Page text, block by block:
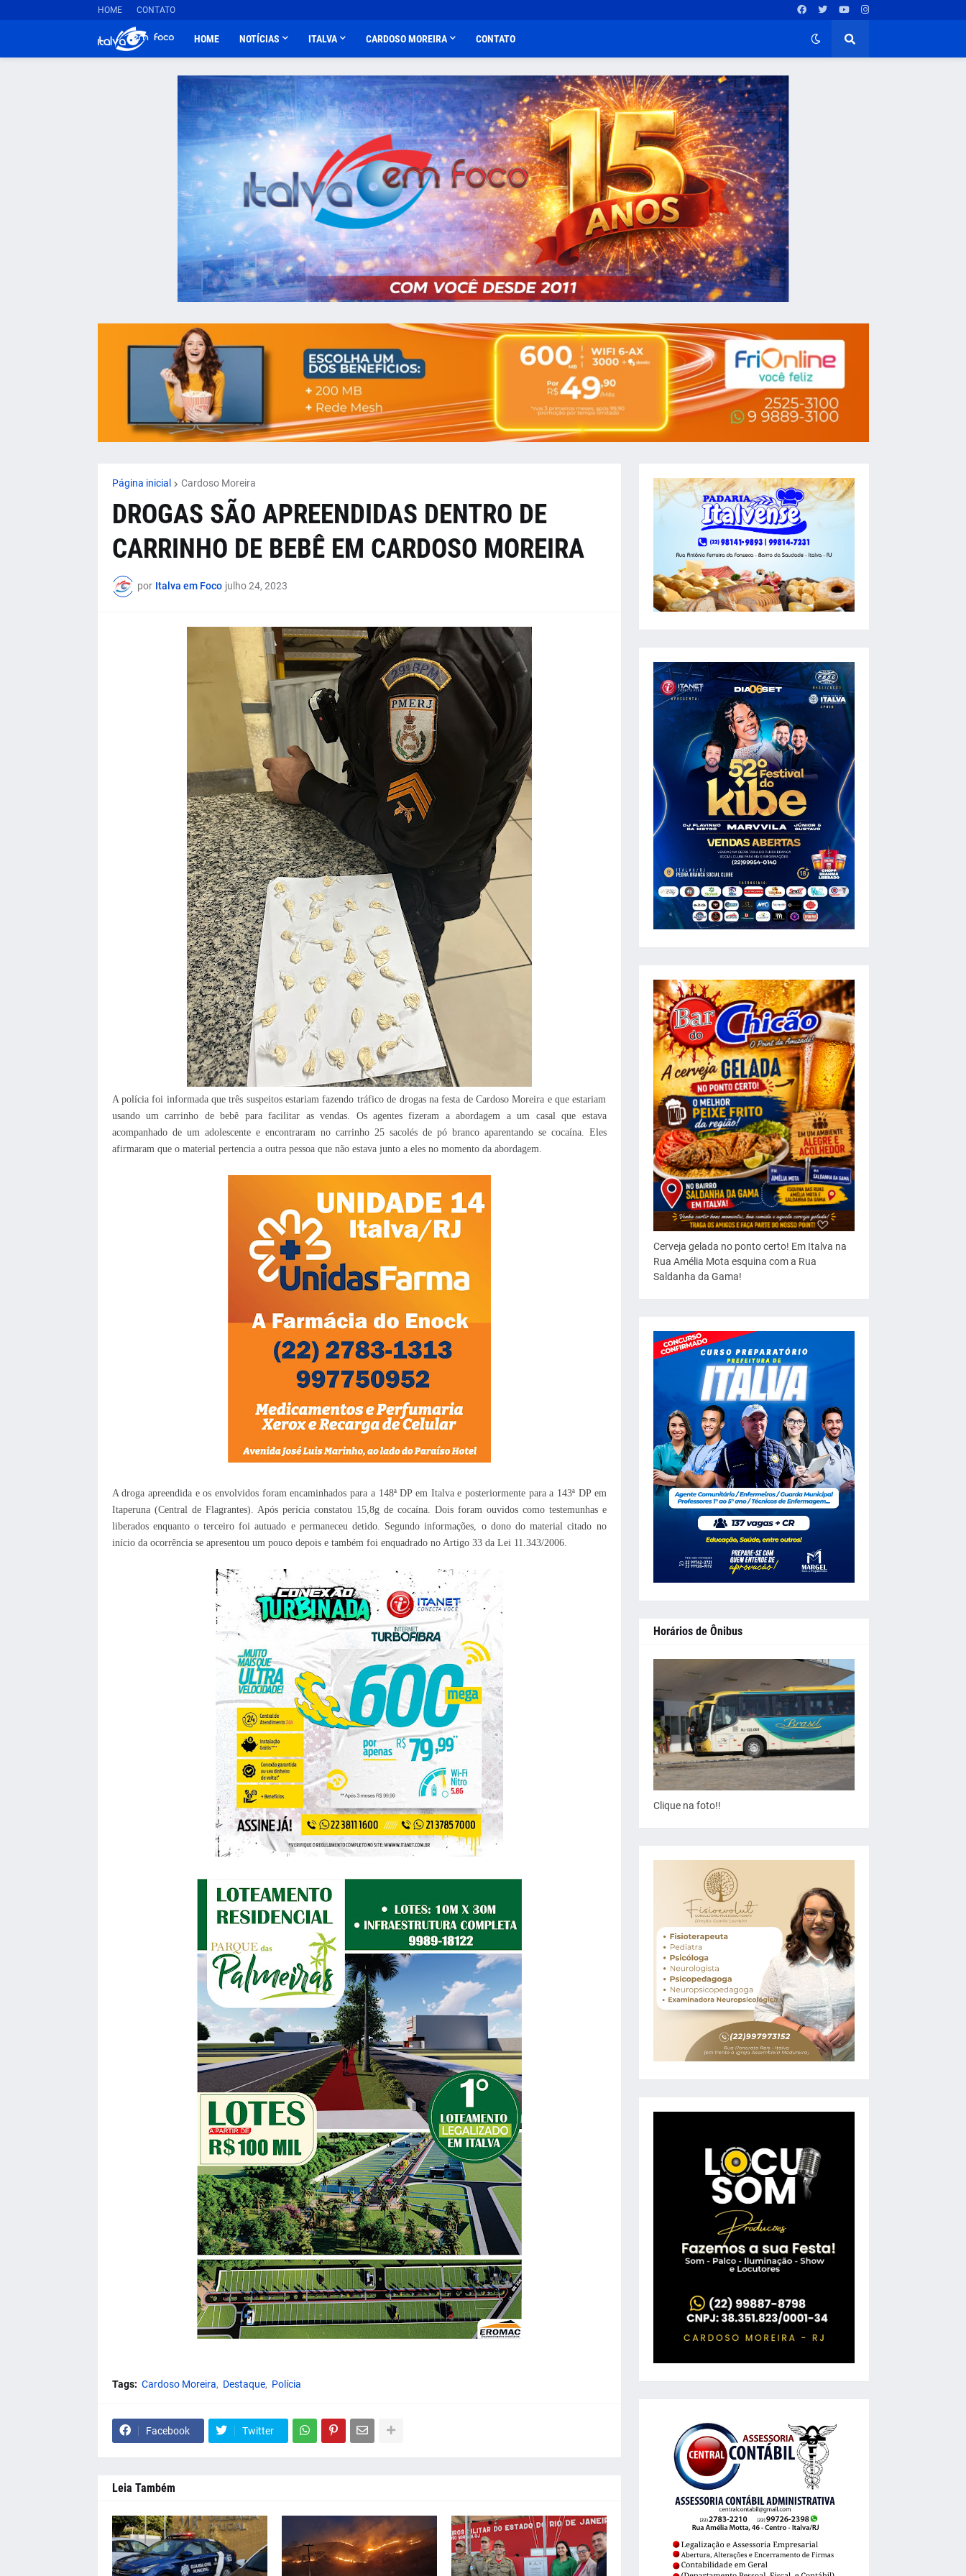
HOME CONTATO
HOME NOTÍCIAS ITALVA CARDOSO MOREIRA CONTATO
Página inicial Cardoso Moreira
DROGAS SÃO APREENDIDAS DENTRO DE
CARRINHO DE BEBÊ EM CARDOSO MOREIRA
por Italva em Foco julho 24, 2023
A polícia foi informada que três suspeitos estariam fazendo tráfico de drogas na festa de Cardoso Moreira e que estariam
usando um carrinho de bebê para facilitar as vendas. Os agentes fizeram a abordagem a um casal que estava
acompanhado de um adolescente e encontraram no carrinho 25 sacolés de pó branco aparentando se cocaína. Eles
afirmaram que o material pertencia a outra pessoa que não estava junto a eles no momento da abordagem.
A droga apreendida e os envolvidos foram encaminhados para a 148ª DP em Italva e posteriormente para a 143ª DP em
Itaperuna (Central de Flagrantes). Após perícia constatou 15,8g de cocaína. Dois foram ouvidos como testemunhas e
liberados enquanto o terceiro foi autuado e permaneceu detido. Segundo informações, o dono do material citado no
início da ocorrência se apresentou um pouco depois e também foi enquadrado no Artigo 33 da Lei 11.343/2006.
Tags: Cardoso Moreira Destaque Polícia
Facebook Twitter
Leia Também
Cerveja gelada no ponto certo! Em Italva na
Rua Amélia Mota esquina com a Rua
Saldanha da Gama!
Horários de Ônibus
Clique na foto!!